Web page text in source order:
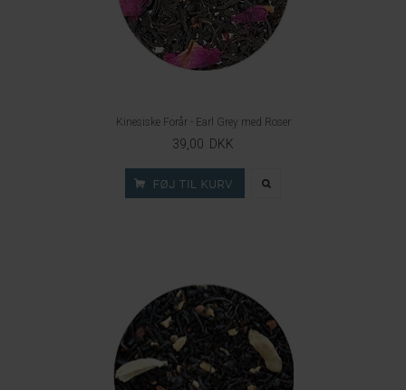
Kinesiske Forår - Earl Grey med Roser
39,00 DKK